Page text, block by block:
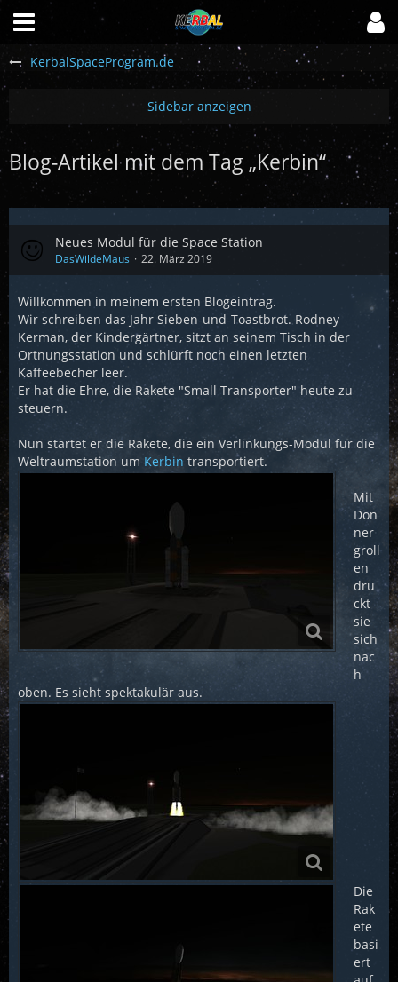
KerbalSpaceProgram.de
Blog-Artikel mit dem Tag „Kerbin“
Neues Modul für die Space Station
DasWildeMaus 22. März 2019
Willkommen in meinem ersten Blogeintrag.
Wir schreiben das Jahr Sieben-und-Toastbrot. Rodney
Kerman, der Kindergärtner, sitzt an seinem Tisch in der
Ortnungsstation und schlürft noch einen letzten
Kaffeebecher leer.
Er hat die Ehre, die Rakete "Small Transporter" heute zu
steuern.
Nun startet er die Rakete, die ein Verlinkungs-Modul für die
Weltraumstation um Kerbin transportiert.
Mit
Don
ner
groll
en
drü
ckt
sie
sich
nac
h
oben. Es sieht spektakulär aus.
Die
Rak
ete
basi
ert